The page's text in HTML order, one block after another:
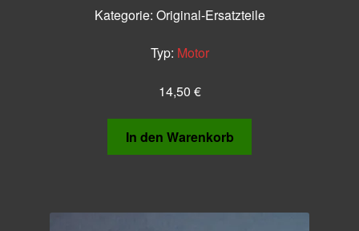
Kategorie: Original-Ersatzteile
Typ: Motor
14,50 €
In den Warenkorb